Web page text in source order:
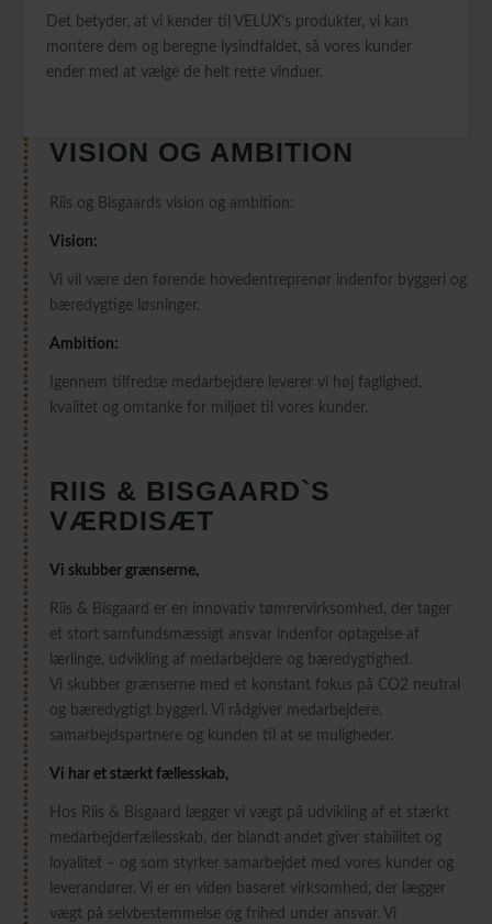
Det betyder, at vi kender til VELUX’s produkter, vi kan
montere dem og beregne lysindfaldet, så vores kunder
ender med at vælge de helt rette vinduer.
VISION OG AMBITION
Riis og Bisgaards vision og ambition:
Vision:
Vi vil være den førende hovedentreprenør indenfor byggeri og
bæredygtige løsninger.
Ambition:
Igennem tilfredse medarbejdere leverer vi høj faglighed,
kvalitet og omtanke for miljøet til vores kunder.
RIIS & BISGAARD`S
VÆRDISÆT
Vi skubber grænserne,
Riis & Bisgaard er en innovativ tømrervirksomhed, der tager
et stort samfundsmæssigt ansvar indenfor optagelse af
lærlinge, udvikling af medarbejdere og bæredygtighed.
Vi skubber grænserne med et konstant fokus på CO2 neutral
og bæredygtigt byggeri. Vi rådgiver medarbejdere,
samarbejdspartnere og kunden til at se muligheder.
Vi har et stærkt fællesskab,
Hos Riis & Bisgaard lægger vi vægt på udvikling af et stærkt
medarbejderfællesskab, der blandt andet giver stabilitet og
loyalitet – og som styrker samarbejdet med vores kunder og
leverandører. Vi er en viden baseret virksomhed, der lægger
vægt på selvbestemmelse og frihed under ansvar. Vi